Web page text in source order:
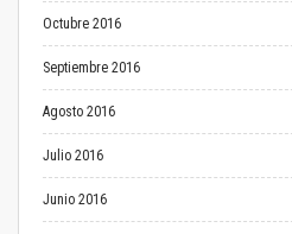
Octubre 2016
Septiembre 2016
Agosto 2016
Julio 2016
Junio 2016